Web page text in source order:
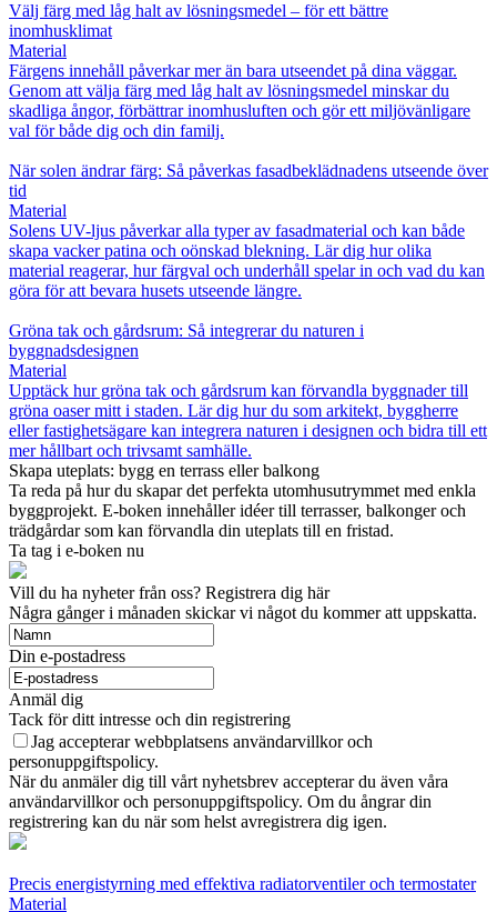
Välj färg med låg halt av lösningsmedel – för ett bättre
inomhusklimat
Material
Färgens innehåll påverkar mer än bara utseendet på dina väggar.
Genom att välja färg med låg halt av lösningsmedel minskar du
skadliga ångor, förbättrar inomhusluften och gör ett miljövänligare
val för både dig och din familj.
När solen ändrar färg: Så påverkas fasadbeklädnadens utseende över
tid
Material
Solens UV-ljus påverkar alla typer av fasadmaterial och kan både
skapa vacker patina och oönskad blekning. Lär dig hur olika
material reagerar, hur färgval och underhåll spelar in och vad du kan
göra för att bevara husets utseende längre.
Gröna tak och gårdsrum: Så integrerar du naturen i
byggnadsdesignen
Material
Upptäck hur gröna tak och gårdsrum kan förvandla byggnader till
gröna oaser mitt i staden. Lär dig hur du som arkitekt, byggherre
eller fastighetsägare kan integrera naturen i designen och bidra till ett
mer hållbart och trivsamt samhälle.
Skapa uteplats: bygg en terrass eller balkong
Ta reda på hur du skapar det perfekta utomhusutrymmet med enkla
byggprojekt. E-boken innehåller idéer till terrasser, balkonger och
trädgårdar som kan förvandla din uteplats till en fristad.
Ta tag i e-boken nu
Vill du ha nyheter från oss? Registrera dig här
Några gånger i månaden skickar vi något du kommer att uppskatta.
Din e-postadress
Anmäl dig
Tack för ditt intresse och din registrering
Jag accepterar webbplatsens användarvillkor och
personuppgiftspolicy.
När du anmäler dig till vårt nyhetsbrev accepterar du även våra
användarvillkor och personuppgiftspolicy. Om du ångrar din
registrering kan du när som helst avregistrera dig igen.
Precis energistyrning med effektiva radiatorventiler och termostater
Material